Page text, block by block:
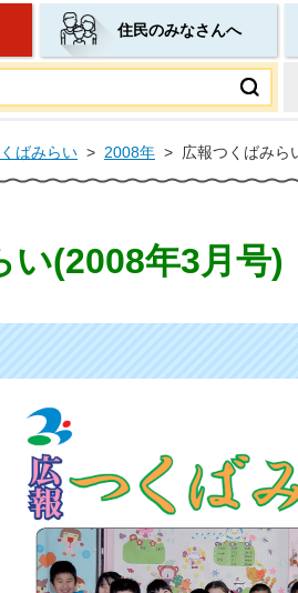
ジ
住民のみなさんへ
ばみらい > 2008年 > 広報つくばみら
い(2008年3月号)